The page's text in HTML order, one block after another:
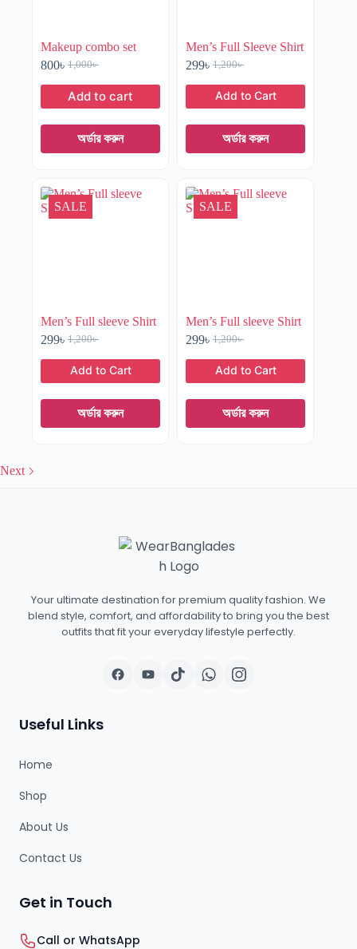
Makeup combo set
1,000৳
800৳
Add to cart
অর্ডার করুন
Men’s Full Sleeve Shirt
1,200৳
299৳
অর্ডার করুন
SALE
Men’s Full sleeve Shirt
1,200৳
299৳
অর্ডার করুন
SALE
Men’s Full sleeve Shirt
1,200৳
299৳
অর্ডার করুন
Next
Your ultimate destination for premium quality fashion. We
blend style, comfort, and affordability to bring you the best
outfits that fit your everyday lifestyle perfectly.
Useful Links
Home
Shop
About Us
Contact Us
Get in Touch
Call or WhatsApp